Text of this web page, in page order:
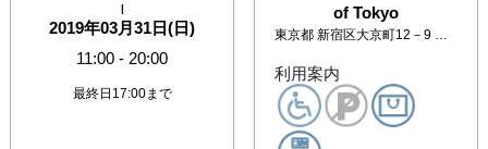
|
2019年03月31日(日)
11:00 - 20:00
最終日17:00まで
of Tokyo
東京都 新宿区大京町12－9 アートコンプレックスセンター 2F
利用案内